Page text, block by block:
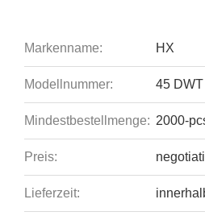
Markenname: HX
Modellnummer: 45 DWT
Mindestbestellmenge: 2000-
Preis:
Lieferzeit: